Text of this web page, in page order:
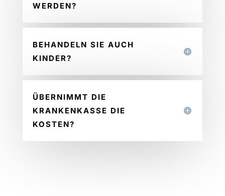
WERDEN?
BEHANDELN SIE AUCH
KINDER?
ÜBERNIMMT DIE
KRANKENKASSE DIE
KOSTEN?